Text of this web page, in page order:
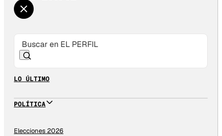
LO ÚLTIMO
POLÍTICA
Elecciones 2026